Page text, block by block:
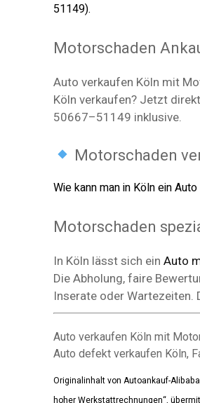
51149).
Motorschaden
Auto verkaufen Köln mit
Köln verkaufen? Jetzt
50667–51149 inklusive.
Motorschaden
Wie kann man in Köln ein
Motorschaden
In Köln lässt sich ein Auto
Die Abholung, faire
Inserate oder
Auto verkaufen Köln mit
Auto defekt verkaufen Köln,
Originalinhalt von Autoankauf-
hoher Werkstattrechnungen“,